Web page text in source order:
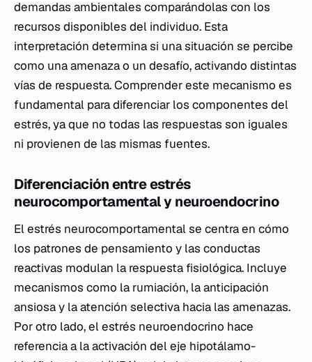
demandas ambientales comparándolas con los
recursos disponibles del individuo. Esta
interpretación determina si una situación se percibe
como una amenaza o un desafío, activando distintas
vías de respuesta. Comprender este mecanismo es
fundamental para diferenciar los componentes del
estrés, ya que no todas las respuestas son iguales
ni provienen de las mismas fuentes.
Diferenciación entre estrés
neurocomportamental y neuroendocrino
El estrés neurocomportamental se centra en cómo
los patrones de pensamiento y las conductas
reactivas modulan la respuesta fisiológica. Incluye
mecanismos como la rumiación, la anticipación
ansiosa y la atención selectiva hacia las amenazas.
Por otro lado, el estrés neuroendocrino hace
referencia a la activación del eje hipotálamo-